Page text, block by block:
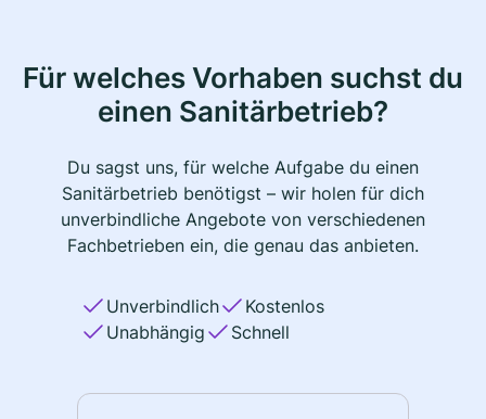
Für welches Vorhaben suchst du
einen Sanitärbetrieb?
Du sagst uns, für welche Aufgabe du einen
Sanitärbetrieb benötigst – wir holen für dich
unverbindliche Angebote von verschiedenen
Fachbetrieben ein, die genau das anbieten.
Unverbindlich
Kostenlos
Unabhängig
Schnell